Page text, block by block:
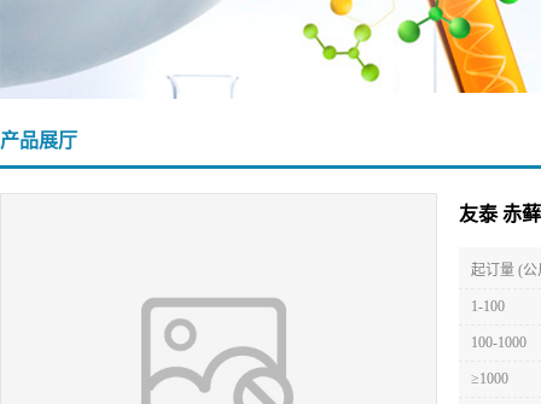
产品展厅
友泰 赤
起订量 (公
1-100
100-1000
≥1000